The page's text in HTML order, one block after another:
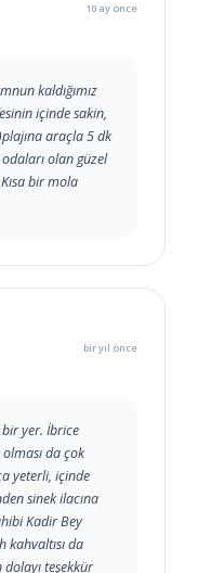
10 ay önce
kaldığımız
içinde sakin,
araçla 5 dk
olan güzel
bir mola
bir yıl önce
yer. İbrice
da çok
yeterli, içinde
sinek ilacına
Kadir Bey
kahvaltısı da
teşekkür